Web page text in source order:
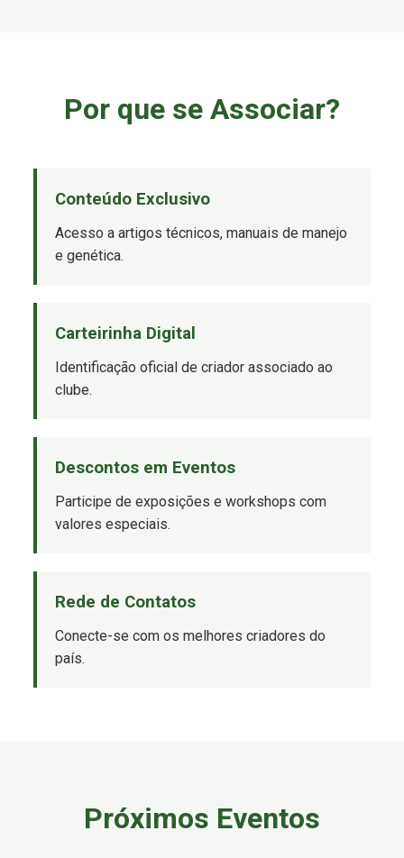
Por que se Associar?
Conteúdo Exclusivo
Acesso a artigos técnicos, manuais de manejo
e genética.
Carteirinha Digital
Identificação oficial de criador associado ao
clube.
Descontos em Eventos
Participe de exposições e workshops com
valores especiais.
Rede de Contatos
Conecte-se com os melhores criadores do
país.
Próximos Eventos